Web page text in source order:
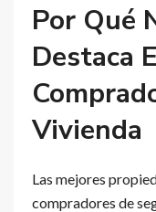
Por Qué
Destaca
Vivienda
Las mejores
compradores de